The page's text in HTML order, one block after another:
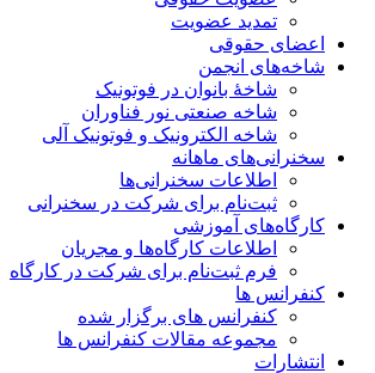
تمدید عضویت
اعضای حقوقی
شاخه‌های انجمن
شاخۀ بانوان در فوتونیک
شاخه صنعتی نور فناوران
شاخه‌ الکترونیک و فوتونیک آلی
سخنرانی‌های ماهانه
اطلاعات سخنرانی‌‌ها
ثبت‌نام برای شرکت در سخنرانی
کارگاه‌های آموزشی
اطلاعات کارگاه‌ها و مجریان
فرم ثبت‌نام برای شرکت در کارگاه
کنفرانس ها
کنفرانس های برگزار شده
مجموعه مقالات کنفرانس ها
انتشارات